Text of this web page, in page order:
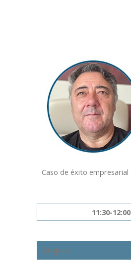
Caso de éxito empresarial
11:30-12:00
Angola